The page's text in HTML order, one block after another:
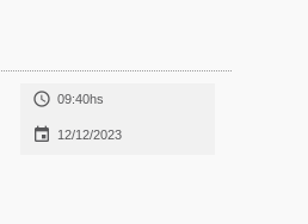
 09:40hs
 12/12/2023